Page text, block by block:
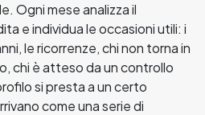
Ogni mese analizza il
e individua le occasioni utili: i
le ricorrenze, chi non torna in
chi è atteso da un controllo
si presta a un certo
come una serie di